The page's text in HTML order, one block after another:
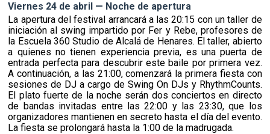
Viernes 24 de abril — Noche de apertura
La apertura del festival arrancará a las 20:15 con un taller de
iniciación al swing impartido por Fer y Rebe, profesores de
la Escuela 360 Studio de Alcalá de Henares. El taller, abierto
a quienes no tienen experiencia previa, es una puerta de
entrada perfecta para descubrir este baile por primera vez.
A continuación, a las 21:00, comenzará la primera fiesta con
sesiones de DJ a cargo de Swing On DJs y RhythmCounts.
El plato fuerte de la noche serán dos conciertos en directo
de bandas invitadas entre las 22:00 y las 23:30, que los
organizadores mantienen en secreto hasta el día del evento.
La fiesta se prolongará hasta la 1:00 de la madrugada.